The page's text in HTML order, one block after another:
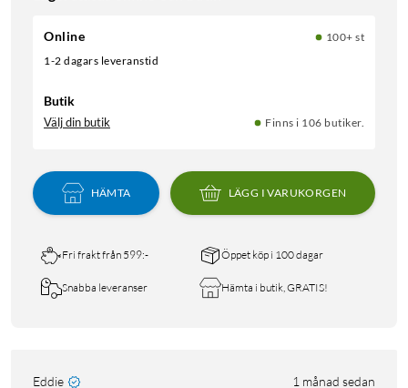
Online
100+ st
1-2 dagars leveranstid
Butik
Välj din butik Finns i 106 butiker.
HÄMTA LÄGG I VARUKORGEN
Fri frakt från 599:- Öppet köp i 100 dagar
Snabba leveranser Hämta i butik, GRATIS!
Eddie 1 månad sedan